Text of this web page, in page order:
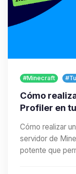
#Minecraft
Cómo
Profiler en
Cómo realizar
servidor de
potente que